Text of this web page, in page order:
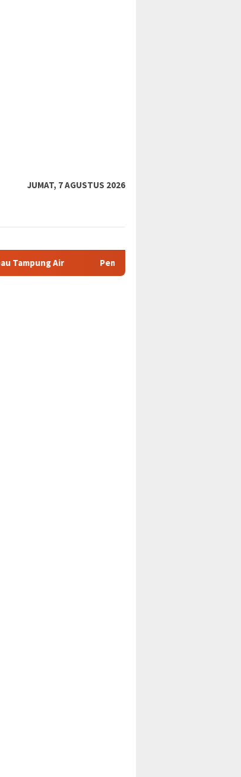
JUMAT, 7 AGUSTUS 2026
Pemkab Karimun minta warga tidak terpancing